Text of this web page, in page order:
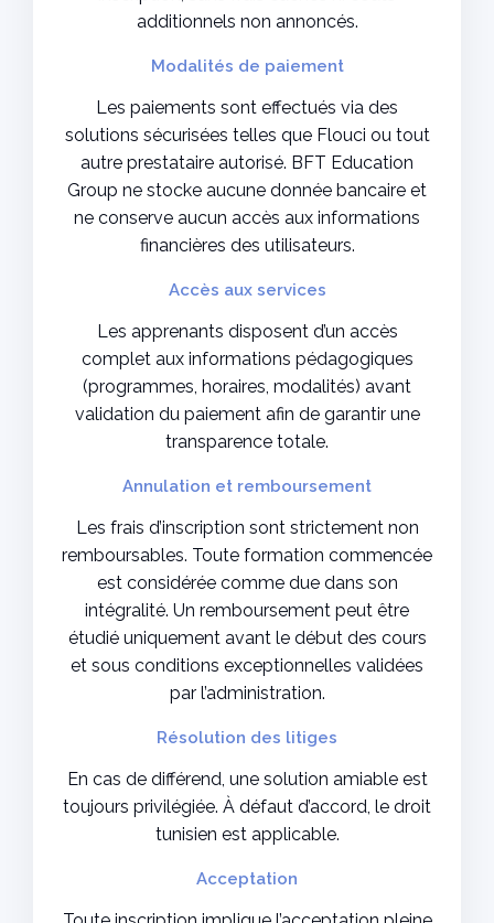
additionnels non annoncés.
Modalités de paiement
Les paiements sont effectués via des
solutions sécurisées telles que Flouci ou tout
autre prestataire autorisé. BFT Education
Group ne stocke aucune donnée bancaire et
ne conserve aucun accès aux informations
financières des utilisateurs.
Accès aux services
Les apprenants disposent d’un accès
complet aux informations pédagogiques
(programmes, horaires, modalités) avant
validation du paiement afin de garantir une
transparence totale.
Annulation et remboursement
Les frais d’inscription sont strictement non
remboursables. Toute formation commencée
est considérée comme due dans son
intégralité. Un remboursement peut être
étudié uniquement avant le début des cours
et sous conditions exceptionnelles validées
par l’administration.
Résolution des litiges
En cas de différend, une solution amiable est
toujours privilégiée. À défaut d’accord, le droit
tunisien est applicable.
Acceptation